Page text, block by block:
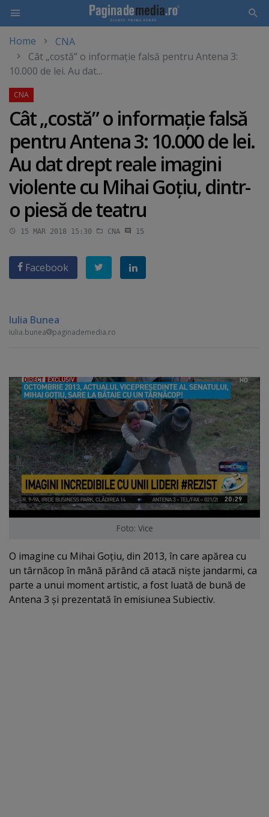
main
content
Home
CNA
Cât „costă” o informaţie falsă pentru Antena 3:
10.000 de lei. Au dat...
Cât „costă” o informaţie falsă
pentru Antena 3: 10.000 de lei.
Au dat drept reale imagini
violente cu Mihai Goţiu, dintr-
o piesă de teatru
15 MAR 2018 15:30 CNA 15
Facebook
Iulia Bunea
iulia.bunea paginademedia.ro
Foto: Vice
O imagine cu Mihai Goţiu, din 2013, în care apărea cu
un târnăcop în mână părând că atacă nişte jandarmi, ca
parte a unui moment artistic, a fost luată de bună de
Antena 3 şi prezentată în emisiunea Subiectiv.